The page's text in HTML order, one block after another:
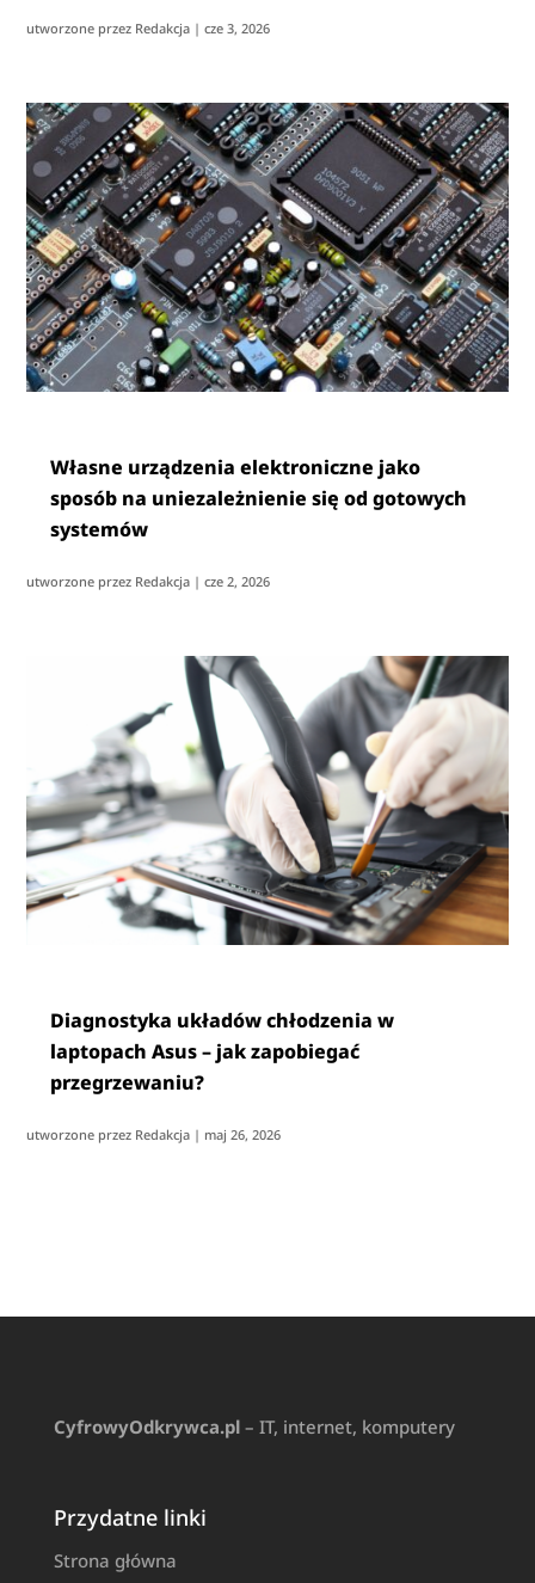
utworzone przez Redakcja |cze 3, 2026
Własne urządzenia elektroniczne jako
sposób na uniezależnienie się od gotowych
systemów
utworzone przez Redakcja |cze 2, 2026
Diagnostyka układów chłodzenia w
laptopach Asus – jak zapobiegać
przegrzewaniu?
utworzone przez Redakcja | maj 26, 2026
CyfrowyOdkrywca.pl– IT, internet, komputery
Przydatne linki
Strona główna